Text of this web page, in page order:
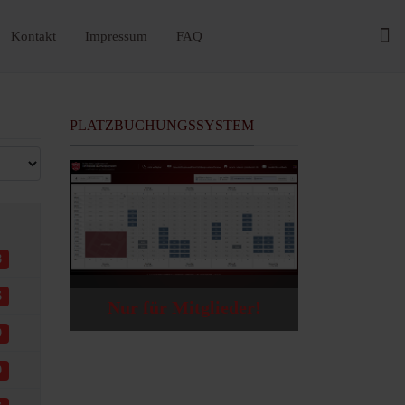
Kontakt Impressum FAQ
PLATZBUCHUNGSSYSTEM
Nur für Mitglieder!